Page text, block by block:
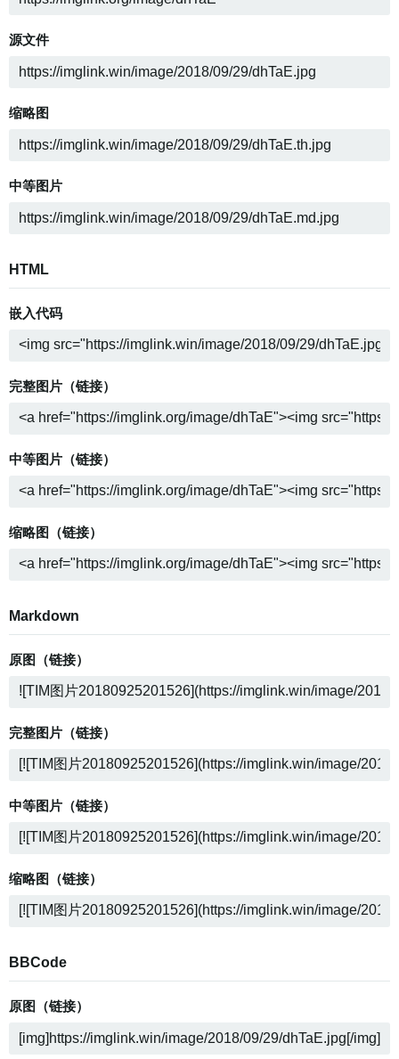
源文件
缩略图
中等图片
HTML
嵌入代码
完整图片（链接）
中等图片（链接）
缩略图（链接）
Markdown
原图（链接）
完整图片（链接）
中等图片（链接）
缩略图（链接）
BBCode
原图（链接）